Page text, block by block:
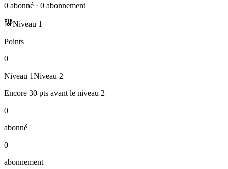
0 abonné · 0 abonnement
Niveau 1
Points
0
Niveau 1Niveau 2
Encore 30 pts avant le niveau 2
0
abonné
0
abonnement